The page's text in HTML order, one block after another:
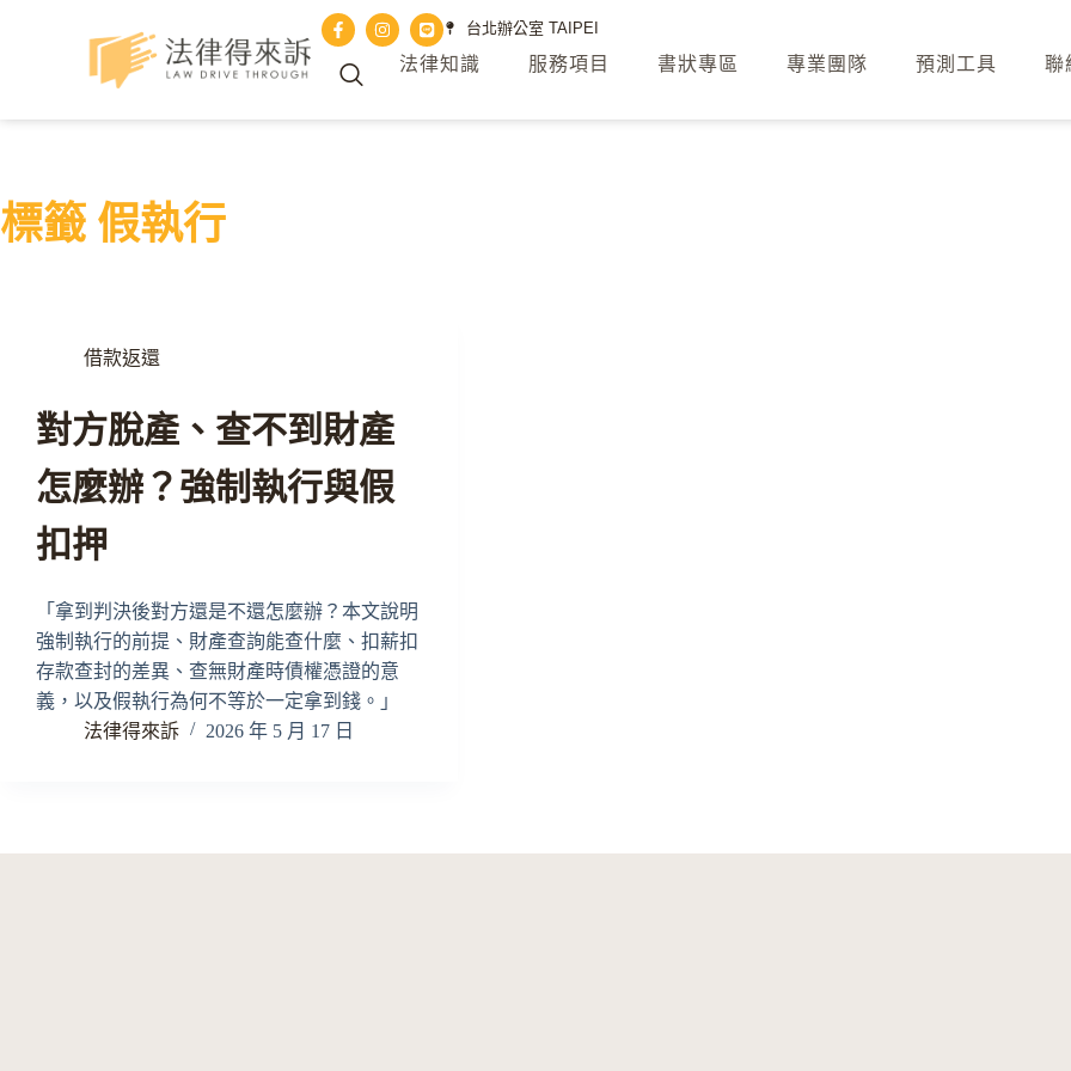
台北辦公室 TAIPEI
法律知識 服務項目 書狀專區 專業團隊 預測工具 聯
標籤 假執行
借款返還
對方脫產、查不到財產
怎麼辦？強制執行與假
扣押
「拿到判決後對方還是不還怎麼辦？本文說明
強制執行的前提、財產查詢能查什麼、扣薪扣
存款查封的差異、查無財產時債權憑證的意
義，以及假執行為何不等於一定拿到錢。」
法律得來訴
2026 年 5 月 17 日